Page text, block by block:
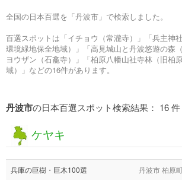
全国の日本百選を「丹波市」で検索しました。
百選スポットは「イチョウ（常瀧寺）」「兵主神
環境緑地保全地域）」「高見城山と丹波悠遊の森
ヨウザン（石龕寺）」「柏原八幡山社寺林（旧柏
域）」などの16件があります。
丹波市の日本百選スポット検索結果： 16 件
ケヤキ
兵庫の巨樹・巨木100選 丹波市 柏原